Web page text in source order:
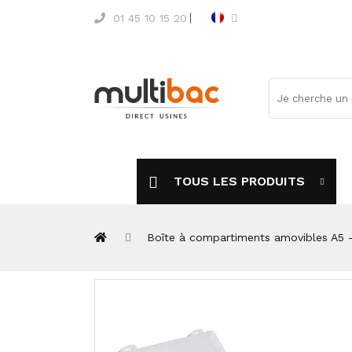
01 45 10 15 20
TOUS LES PRODUITS
Boîte à compartiments amovibles A5